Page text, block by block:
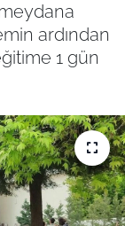
ardından
1 gün